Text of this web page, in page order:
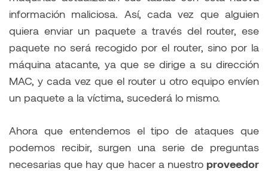
información maliciosa. Así, cada vez que alguien
quiera enviar un paquete a través del router, ese
paquete no será recogido por el router, sino por la
máquina atacante, ya que se dirige a su dirección
MAC, y cada vez que el router u otro equipo envíen
un paquete a la víctima, sucederá lo mismo.
Ahora que entendemos el tipo de ataques que
podemos recibir, surgen una serie de preguntas
necesarias que hay que hacer a nuestro proveedor